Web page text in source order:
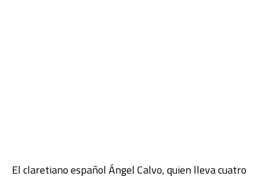
El claretiano español Ángel Calvo, quien lleva cuatro